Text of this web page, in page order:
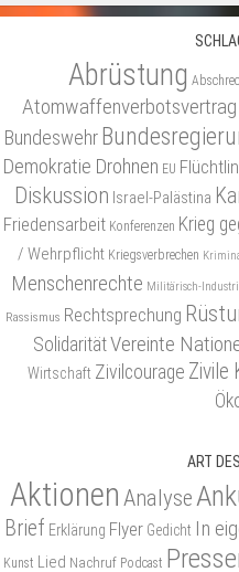
Abrüstung
Atomwaffenverbotsvertrag
Bundeswehr
Demokratie Drohnen EU
Diskussion Israel-Palästina
Friedensarbeit Konferenzen Krieg
/ Wehrpflicht Kriegsverbrechen
Menschenrechte Militärisch-
Rassismus Rechtsprechung
SolidaritätVereinte
Wirtschaft Zivilcourage Zivile
ART
Aktionen Analyse
Brief Erklärung Flyer Gedicht In
Kunst Lied Nachruf Podcast